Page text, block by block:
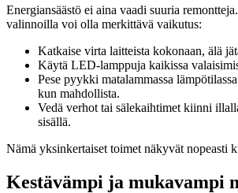
Energiansäästö ei aina vaadi suuria
valinnoilla voi olla merkittävä vaikutus:
Katkaise virta laitteista kokonaan, älä
Käytä LED-lamppuja kaikissa
Pese pyykki matalammassa
kun mahdollista.
Vedä verhot tai sälekaihtimet kiinni
sisällä.
Nämä yksinkertaiset toimet näkyvät nopeasti
Kestävämpi ja mukavampi